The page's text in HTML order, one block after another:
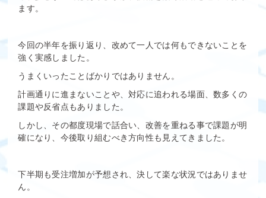
ます。
今回の半年を振り返り、改めて一人では何もできないことを
強く実感しました。
うまくいったことばかりではありません。
計画通りに進まないことや、対応に追われる場面、数多くの
課題や反省点もありました。
しかし、その都度現場で話合い、改善を重ねる事で課題が明
確になり、今後取り組むべき方向性も見えてきました。
下半期も受注増加が予想され、決して楽な状況ではありませ
ん。